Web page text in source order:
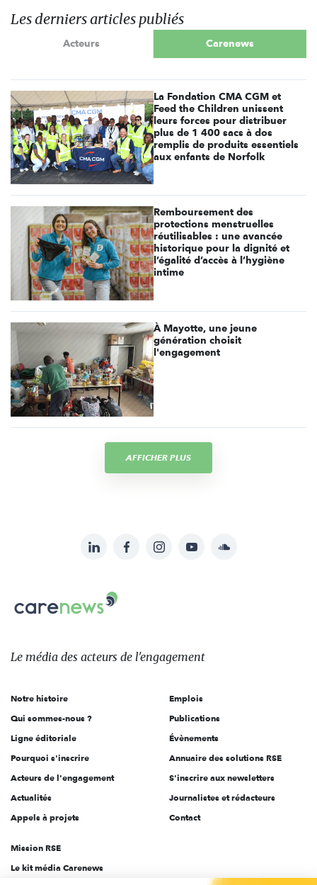
Les derniers articles publiés
Acteurs Carenews
La Fondation CMA CGM et
Feed the Children unissent
leurs forces pour distribuer
plus de 1 400 sacs à dos
remplis de produits essentiels
aux enfants de Norfolk
Remboursement des
protections menstruelles
réutilisables : une avancée
historique pour la dignité et
l’égalité d’accès à l’hygiène
intime
À Mayotte, une jeune
génération choisit
l'engagement
AFFICHER PLUS
sur:
LinkedInFacebookInstagramYouTubeSoundcloud
Carenews,
Le
des
l'engagement
Le média des acteurs de l'engagement
Notre histoire
Qui sommes-nous ?
Ligne éditoriale
Pourquoi s'inscrire
Acteurs de l'engagement
Actualités
Appels à projets
Emplois
Publications
Évènements
Annuaire des solutions RSE
S'inscrire aux newsletters
Journalistes et rédacteurs
Contact
Mission RSE
Le kit média Carenews